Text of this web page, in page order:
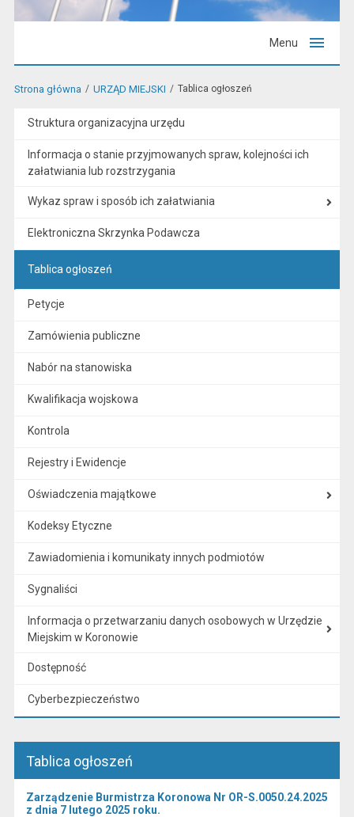
Menu
Strona główna URZĄD MIEJSKI Tablica ogłoszeń
Struktura organizacyjna urzędu
Informacja o stanie przyjmowanych spraw, kolejności ich
załatwiania lub rozstrzygania
Wykaz spraw i sposób ich załatwiania
Elektroniczna Skrzynka Podawcza
Tablica ogłoszeń
Petycje
Zamówienia publiczne
Nabór na stanowiska
Kwalifikacja wojskowa
Kontrola
Rejestry i Ewidencje
Oświadczenia majątkowe
Kodeksy Etyczne
Zawiadomienia i komunikaty innych podmiotów
Sygnaliści
Informacja o przetwarzaniu danych osobowych w Urzędzie
Miejskim w Koronowie
Dostępność
Cyberbezpieczeństwo
Tablica ogłoszeń
Zarządzenie Burmistrza Koronowa Nr OR-S.0050.24.2025
z dnia 7 lutego 2025 roku.